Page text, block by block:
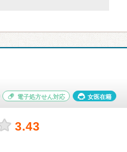
電子処方せん対応 女医在籍
3.43